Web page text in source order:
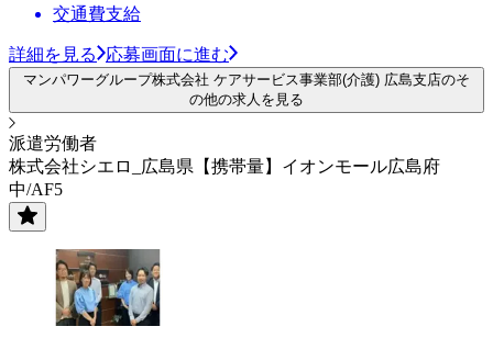
交通費支給
詳細を見る 応募画面に進む
マンパワーグループ株式会社 ケアサービス事業部(介護) 広島支店のそ
の他の求人を見る
派遣労働者
株式会社シエロ_広島県【携帯量】イオンモール広島府
中/AF5